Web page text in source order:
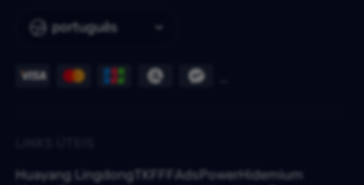
português
Huayang Lingdong TKFFF AdsPowerHidemium